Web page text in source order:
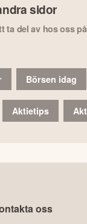
sidor
ta del av hos oss
Börsen idag
Aktietips
oss